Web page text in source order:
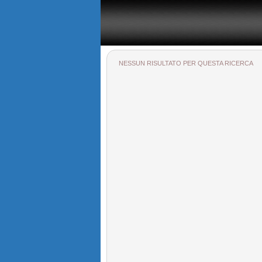
NESSUN RISULTATO PER QUESTA RICERCA